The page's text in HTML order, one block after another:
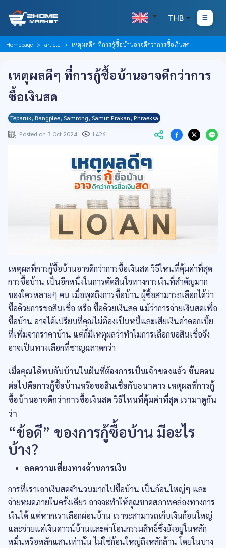
THB
Homepage article เหตุผลดีๆ-ที่การกู้ซื้อบ้านอาจดีกว่าการซื้อเงินสด
เหตุผลดีๆ ที่การกู้ซื้อบ้านอาจดีกว่าการ
ซื้อเงินสด
Teparuk, Bangplee, Samrong, Samut Prakan, Phraeksa
Posted on 3 Oct 2024
1426
เหตุผลที่การกู้ซื้อบ้านอาจดีกว่าการซื้อเงินสด วิธีไหนที่คุ้มค่าที่สุด
การซื้อบ้าน เป็นอีกหนึ่งในการตัดสินใจทางการเงินที่สำคัญมาก
ของใครหลายๆ คน เมื่อพูดถึงการซื้อบ้าน ผู้ซื้อสามารถเลือกได้ว่า
ซื้อด้วยการขอสินเชื่อ หรือ ซื้อด้วยเงินสด แม้ว่าการจ่ายเงินสดเพื่อ
ซื้อบ้าน อาจได้เปรียบที่คุณไม่ต้องเป็นหนี้และเสียเงินค่าดอกเบี้ย
ที่เพิ่มจากราคาบ้าน แต่ก็มีเหตุผลว่าทำไมการเลือกขอสินเชื่อจึง
อาจเป็นทางเลือกที่ชาญฉลาดกว่า
เมื่อคุณได้พบกับบ้านในฝันที่ต้องการเป็นเจ้าของแล้ว ขั้นตอน
ต่อไปคือการกู้ซื้อบ้านหรือขอสินเชื่อกับธนาคาร เหตุผลที่การกู้
ซื้อบ้านอาจดีกว่าการซื้อเงินสด วิธีไหนที่คุ้มค่าที่สุด เรามาดูกัน
ว่า
“ข้อดี” ของการกู้ซื้อบ้าน มีอะไร
บ้าง?
ลดความเสี่ยงทางด้านการเงิน
การที่เราเอาเงินสดจำนวนมากไปซื้อบ้าน เป็นก้อนใหญ่ๆ และ
จ่ายหมดภายในครั้งเดียว อาจจะทำให้คุณขาดสภาพคล่องทางการ
เงินได้ แต่หากเราเลือกผ่อนบ้าน เราจะสามารถเก็บเงินก้อนใหญ่
และจ่ายแค่เงินดาวน์บ้านและค่าโอนกรรมสิทธิ์ซึ่งยังอยู่ในหลัก
หมื่นหรือหลักแสนเท่านั้น ไม่ใช่ก้อนใหญ่ถึงหลักล้าน โดยในบาง